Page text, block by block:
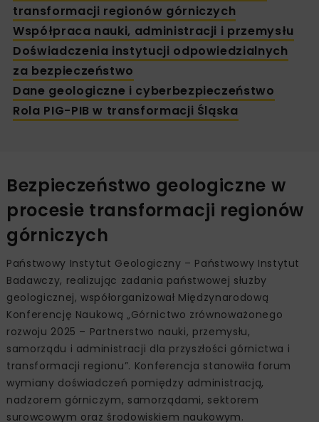
transformacji regionów górniczych
Współpraca nauki, administracji i przemysłu
Doświadczenia instytucji odpowiedzialnych
za bezpieczeństwo
Dane geologiczne i cyberbezpieczeństwo
Rola PIG-PIB w transformacji Śląska
Bezpieczeństwo geologiczne w
procesie transformacji regionów
górniczych
Państwowy Instytut Geologiczny – Państwowy Instytut
Badawczy, realizując zadania państwowej służby
geologicznej, współorganizował Międzynarodową
Konferencję Naukową „Górnictwo zrównoważonego
rozwoju 2025 – Partnerstwo nauki, przemysłu,
samorządu i administracji dla przyszłości górnictwa i
transformacji regionu”. Konferencja stanowiła forum
wymiany doświadczeń pomiędzy administracją,
nadzorem górniczym, samorządami, sektorem
surowcowym oraz środowiskiem naukowym.